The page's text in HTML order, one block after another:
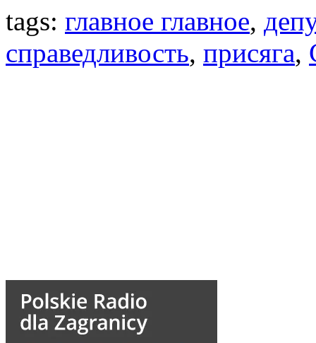
tags: главное главное,
справедливость, присяга,